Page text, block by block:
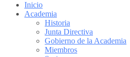
Inicio
Academia
Historia
Junta Directiva
Gobierno de la Academia
Miembros